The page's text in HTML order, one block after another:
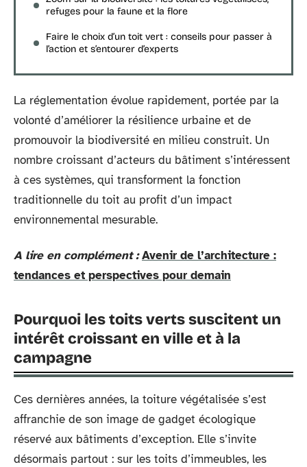
refuges pour la faune et la flore
Faire le choix d’un toit vert : conseils pour passer à
l’action et s’entourer d’experts
La réglementation évolue rapidement, portée par la
volonté d’améliorer la résilience urbaine et de
promouvoir la biodiversité en milieu construit. Un
nombre croissant d’acteurs du bâtiment s’intéressent
à ces systèmes, qui transforment la fonction
traditionnelle du toit au profit d’un impact
environnemental mesurable.
A lire en complément : Avenir de l’architecture :
tendances et perspectives pour demain
Pourquoi les toits verts suscitent un
intérêt croissant en ville et à la
campagne
Ces dernières années, la toiture végétalisée s’est
affranchie de son image de gadget écologique
réservé aux bâtiments d’exception. Elle s’invite
désormais partout : sur les toits d’immeubles, les